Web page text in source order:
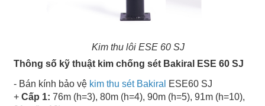
Kim thu lôi ESE 60 SJ
Thông số kỹ thuật kim chống sét Bakiral ESE 60 SJ
- Bán kính bảo vệ kim thu sét Bakiral
ESE60 SJ
+ Cấp 1: 76m (h=3), 80m (h=4), 90m (h=5), 91m (h=10),